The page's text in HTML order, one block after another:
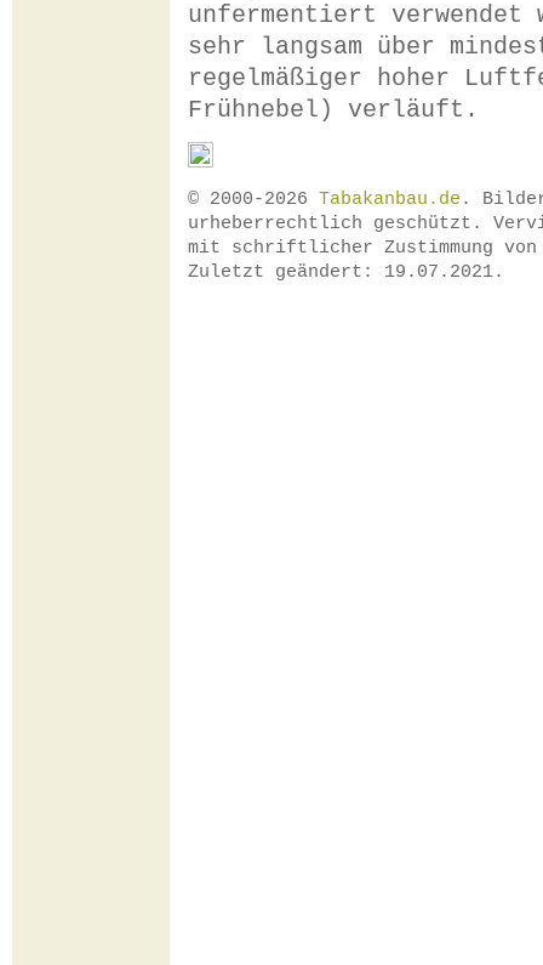
unfermentiert verwendet
sehr langsam über
regelmäßiger hoher
Frühnebel) verläuft.
© 2000-2026 Tabakanbau.de .
urheberrechtlich geschützt.
mit schriftlicher Zustimmung
Zuletzt geändert: 19.07.2021.